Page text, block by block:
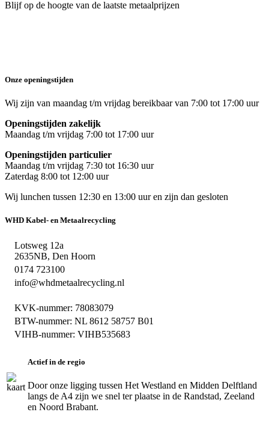
Blijf op de hoogte van de laatste metaalprijzen
Onze openingstijden
Wij zijn van maandag t/m vrijdag bereikbaar van 7:00 tot 17:00 uur
Openingstijden zakelijk
Maandag t/m vrijdag 7:00 tot 17:00 uur
Openingstijden particulier
Maandag t/m vrijdag 7:30 tot 16:30 uur
Zaterdag 8:00 tot 12:00 uur
Wij lunchen tussen 12:30 en 13:00 uur en zijn dan gesloten
WHD Kabel- en Metaalrecycling
Lotsweg 12a
2635NB, Den Hoorn
0174 723100
info@whdmetaalrecycling.nl
KVK-nummer: 78083079
BTW-nummer: NL 8612 58757 B01
VIHB-nummer: VIHB535683
Actief in de regio
Door onze ligging tussen Het Westland en Midden Delftland
langs de A4 zijn we snel ter plaatse in de Randstad, Zeeland
en Noord Brabant.